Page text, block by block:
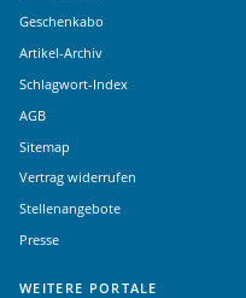
Geschenkabo
Artikel-Archiv
Schlagwort-Index
AGB
Sitemap
Vertrag widerrufen
Stellenangebote
Presse
WEITERE PORTALE